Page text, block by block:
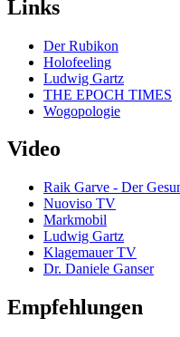
Links
Der Rubikon
Holofeeling
Ludwig Gartz
THE EPOCH TIMES
Wogopologie
Video
Raik Garve - Der
Nuoviso TV
Markmobil
Ludwig Gartz
Klagemauer TV
Dr. Daniele Ganser
Empfehlungen